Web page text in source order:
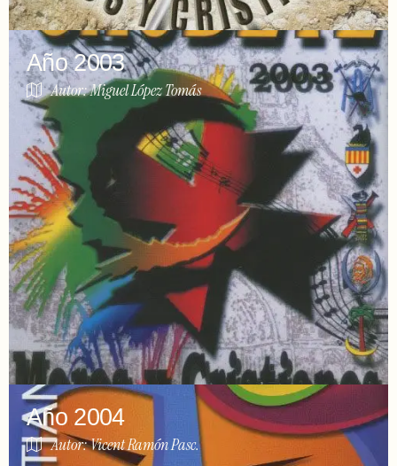
Año 2003
Autor: Miguel López Tomás
Año 2004
Autor: Vicent Ramón Pasc.